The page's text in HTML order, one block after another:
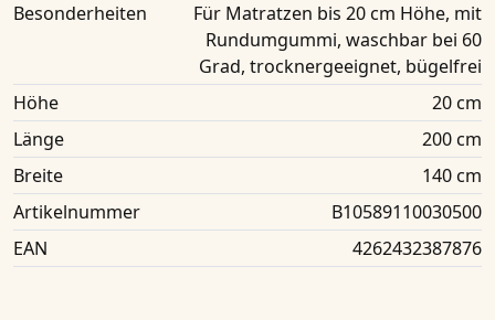
Besonderheiten
Für Matratzen bis 20 cm Höhe, mit
Rundumgummi, waschbar bei 60
Grad, trocknergeeignet, bügelfrei
Höhe
20 cm
Länge
200 cm
Breite
140 cm
Artikelnummer
B10589110030500
EAN
4262432387876